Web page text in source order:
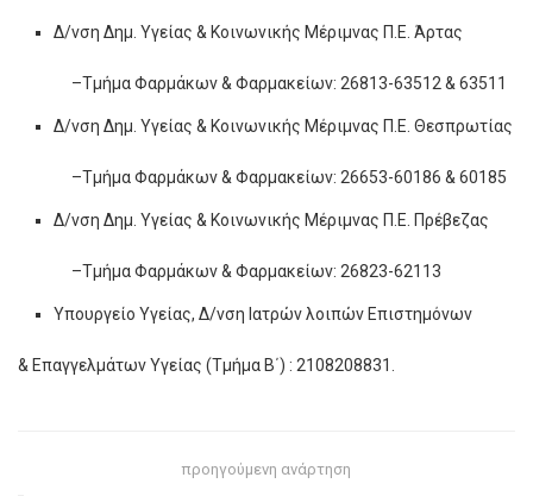
Δ/νση Δημ. Υγείας & Κοινωνικής Μέριμνας Π.Ε. Άρτας
–Τμήμα Φαρμάκων & Φαρμακείων: 26813-63512 & 63511
Δ/νση Δημ. Υγείας & Κοινωνικής Μέριμνας Π.Ε. Θεσπρωτίας
–Τμήμα Φαρμάκων & Φαρμακείων: 26653-60186 & 60185
Δ/νση Δημ. Υγείας & Κοινωνικής Μέριμνας Π.Ε. Πρέβεζας
–Τμήμα Φαρμάκων & Φαρμακείων: 26823-62113
Υπουργείο Υγείας, Δ/νση Ιατρών λοιπών Επιστημόνων
& Επαγγελμάτων Υγείας (Τμήμα Β΄) : 2108208831.
προηγούμενη ανάρτηση